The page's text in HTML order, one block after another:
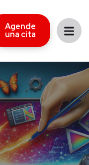
Agende
una cita